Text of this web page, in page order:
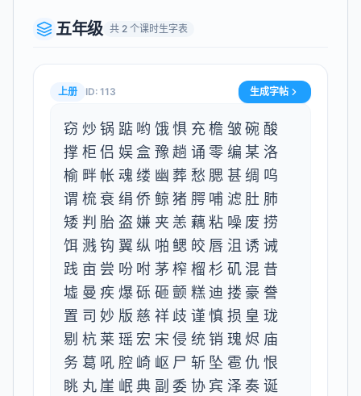
五年级 共 2个课时生字表
上册 ID: 113 生成字帖
窃炒锅踮哟饿惧充檐皱碗酸
撑柜侣娱盒豫趟诵零编某洛
榆畔帐魂缕幽葬愁腮甚绸呜
谓梳衰绢侨鲸猪腭哺滤肚肺
矮判胎盗嫌夹恙藕粘噪废捞
饵溅钩翼纵啪鳃皎唇沮诱诫
践亩尝吩咐茅榨榴杉矶混昔
墟曼疾爆砾砸颤糕迪搂豪誊
置司妙版慈祥歧谨慎损皇珑
剔杭莱瑶宏宋侵统销瑰烬庙
务葛吼腔崎岖尸斩坠雹仇恨
眺丸崖岷典副委协宾泽奏诞